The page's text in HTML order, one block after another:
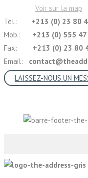
Voir sur la map
Tél.:
+213 (0) 23 80
Mob.: +213 (0) 555
Fax: +213 (0) 23 80
Email:
LAISSEZ-NOUS UN